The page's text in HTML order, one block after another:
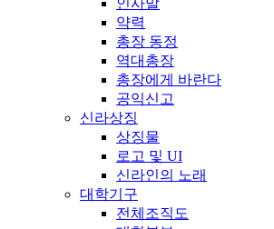
약력
총장 동정
역대총장
총장에게 바란다
공익신고
신라상징
상징물
로고 및 UI
신라인의 노래
대학기구
전체조직도